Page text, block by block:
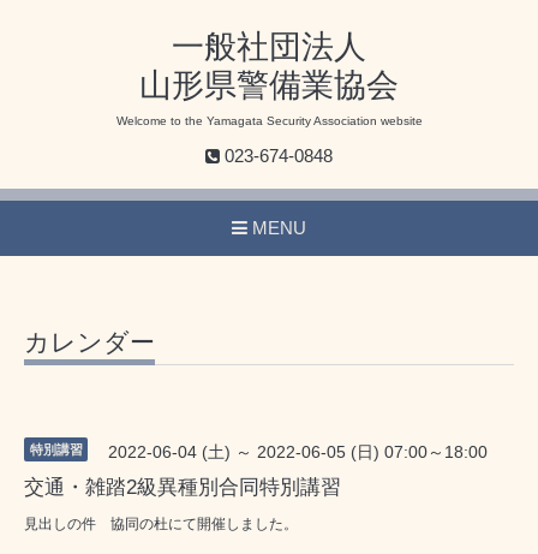
一般社団法人
山形県警備業協会
Welcome to the Yamagata Security Association website
023-674-0848
MENU
カレンダー
特別講習 2022-06-04 (土) ～ 2022-06-05 (日) 07:00～18:00
交通・雑踏2級異種別合同特別講習
見出しの件 協同の杜にて開催しました。